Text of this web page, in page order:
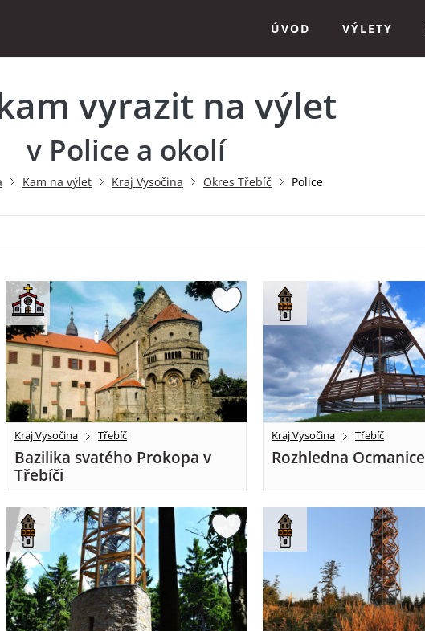
ÚVOD VÝLETY
vyrazit na výlet
v Police a okolí
Kam na výlet Kraj Vysočina Okres Třebíč Police
Kraj Vysočina Třebíč
Bazilika svatého Prokopa v
Třebíči
Kraj Vysočina Třebíč
Rozhledna Ocmanice